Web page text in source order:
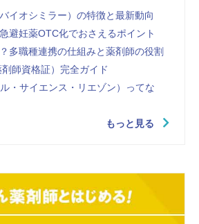
イオシミラー）の特徴と最新動向
避妊薬OTC化でおさえるポイント
多職種連携の仕組みと薬剤師の役割
師資格証）完全ガイド
・サイエンス・リエゾン）ってな
もっと見る